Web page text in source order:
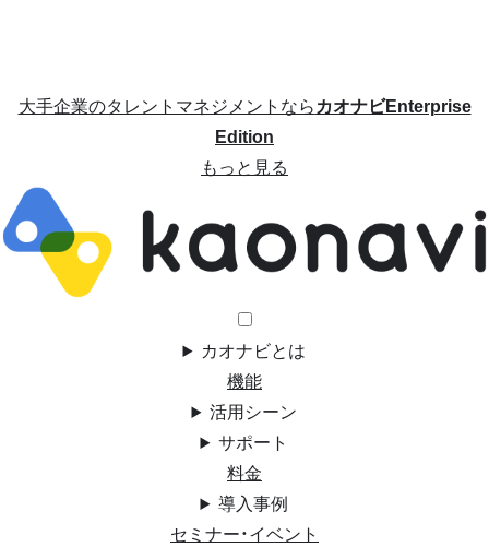
大手企業のタレントマネジメントならカオナビEnterprise
Edition
もっと見る
カオナビとは
機能
活用シーン
サポート
料金
導入事例
セミナー・イベント